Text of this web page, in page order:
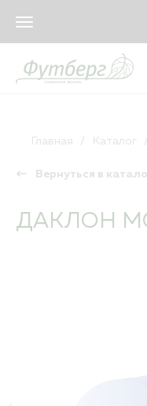
Главная Каталог
Вернуться в
ДАКЛОН